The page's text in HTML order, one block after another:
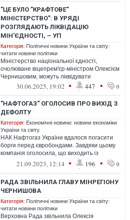
"ЦЕ БУЛО "КРАФТОВЕ"
МІНІСТЕРСТВО": В УРЯДІ
РОЗГЛЯДАЮТЬ ЛІКВІДАЦІЮ
МІН'ЄДНОСТІ, – УП
Категорія: Політичні новини України та світу:
читати новини політики
Міністерство національної єдності,
очолюване віцепрем'єр-міністром Олексієм
Чернишовим, можуть ліквідувати
30.06.2025, 19:02 • 447 • 0
"НАФТОГАЗ" ОГОЛОСИВ ПРО ВИХІД З
ДЕФОЛТУ
Категорія: Економічні новини: новини економіки
України та світу.
НАК Нафтогаз України вдалося погасити
борги перед євробондами. Завдяки цьому
компанія оголосила, що виходить із
дефолту.21.09.2023, 12:14 • 196 • 0
РАДА ЗВІЛЬНИЛА ГЛАВУ МІНРЕГІОНУ
ЧЕРНИШОВА
Категорія: Політичні новини України та світу:
читати новини політики
Верховна Рада звільнила Олексія